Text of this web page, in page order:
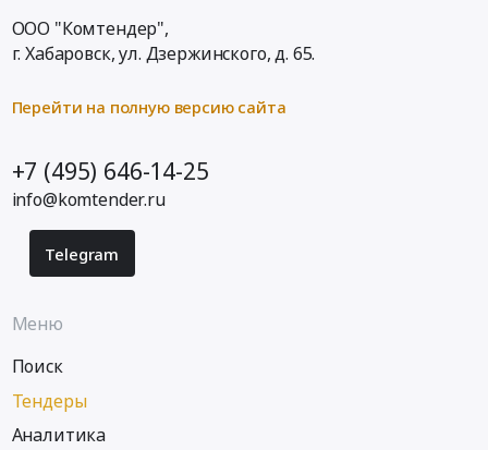
ООО "Комтендер",
г. Хабаровск,ул. Дзержинского, д. 65.
Перейти на полную версию сайта
+7 (495) 646-14-25
info@komtender.ru
Telegram
Меню
Поиск
Тендеры
Аналитика